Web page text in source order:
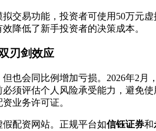
拟交易功能，投资者可使用50万元
降低了新手投资者的决策成本。
刃剑效应
也会同比例增加亏损。2026年2月
须评估个人风险承受能力，避免
业务许可证。
配资网站。正规平台如信钰证券和